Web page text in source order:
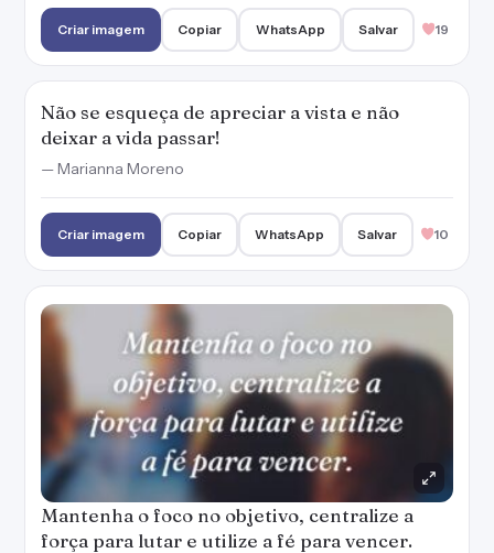
Criar imagem Copiar WhatsApp Salvar 19
Não se esqueça de apreciar a vista e não
deixar a vida passar!
— Marianna Moreno
Criar imagem Copiar WhatsApp Salvar 10
Mantenha o foco no objetivo, centralize a
força para lutar e utilize a fé para vencer.